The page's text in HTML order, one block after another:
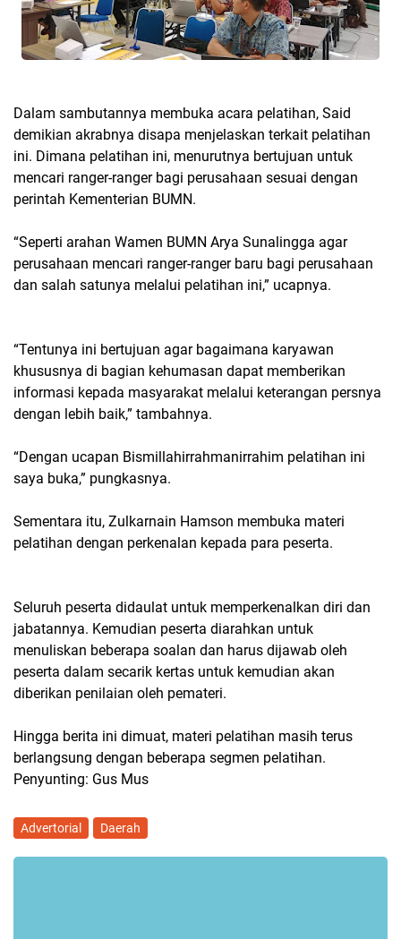
Dalam sambutannya membuka acara pelatihan, Said
demikian akrabnya disapa menjelaskan terkait pelatihan
ini. Dimana pelatihan ini, menurutnya bertujuan untuk
mencari ranger-ranger bagi perusahaan sesuai dengan
perintah Kementerian BUMN.
“Seperti arahan Wamen BUMN Arya Sunalingga agar
perusahaan mencari ranger-ranger baru bagi perusahaan
dan salah satunya melalui pelatihan ini,” ucapnya.
“Tentunya ini bertujuan agar bagaimana karyawan
khususnya di bagian kehumasan dapat memberikan
informasi kepada masyarakat melalui keterangan persnya
dengan lebih baik,” tambahnya.
“Dengan ucapan Bismillahirrahmanirrahim pelatihan ini
saya buka,” pungkasnya.
Sementara itu, Zulkarnain Hamson membuka materi
pelatihan dengan perkenalan kepada para peserta.
Seluruh peserta didaulat untuk memperkenalkan diri dan
jabatannya. Kemudian peserta diarahkan untuk
menuliskan beberapa soalan dan harus dijawab oleh
peserta dalam secarik kertas untuk kemudian akan
diberikan penilaian oleh pemateri.
Hingga berita ini dimuat, materi pelatihan masih terus
berlangsung dengan beberapa segmen pelatihan.
Penyunting: Gus Mus
Advertorial Daerah